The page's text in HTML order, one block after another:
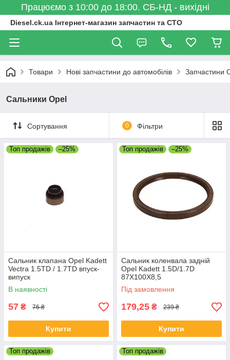
Працюємо з 10:00 до 18:00. СБ-НД - вихідні
Diesel.ck.ua Інтернет-магазин запчастин та СТО
Товари Нові запчастини до автомобілів Запчастини
Сальники Opel
Сортування 0 Фільтри
Топ продажів –25%
Сальник клапана Opel Kadett
Vectra 1.5TD / 1.7TD впуск-
випуск
В наявності
57 ₴ 76 ₴
Купити
Топ продажів –25%
Сальник коленвала задній
Opel Kadett 1.5D/1.7D
87X100X8,5
Під замовлення
179,25 ₴ 239 ₴
Купити
Топ продажів Топ продажів